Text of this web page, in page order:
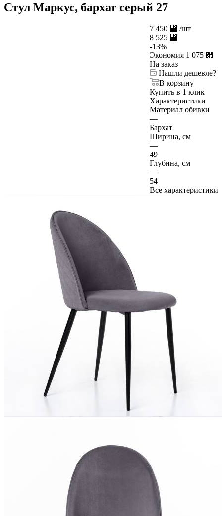
Стул Маркус, бархат серый 27
7 450 ⃏ /шт
8 525 ⃏
-13%
Экономия 1 075 ⃏
На заказ
Нашли дешевле?
В корзину
Купить в 1 клик
Характеристики
Материал обивки
—
Бархат
Ширина, см
—
49
Глубина, см
—
54
Все характеристики